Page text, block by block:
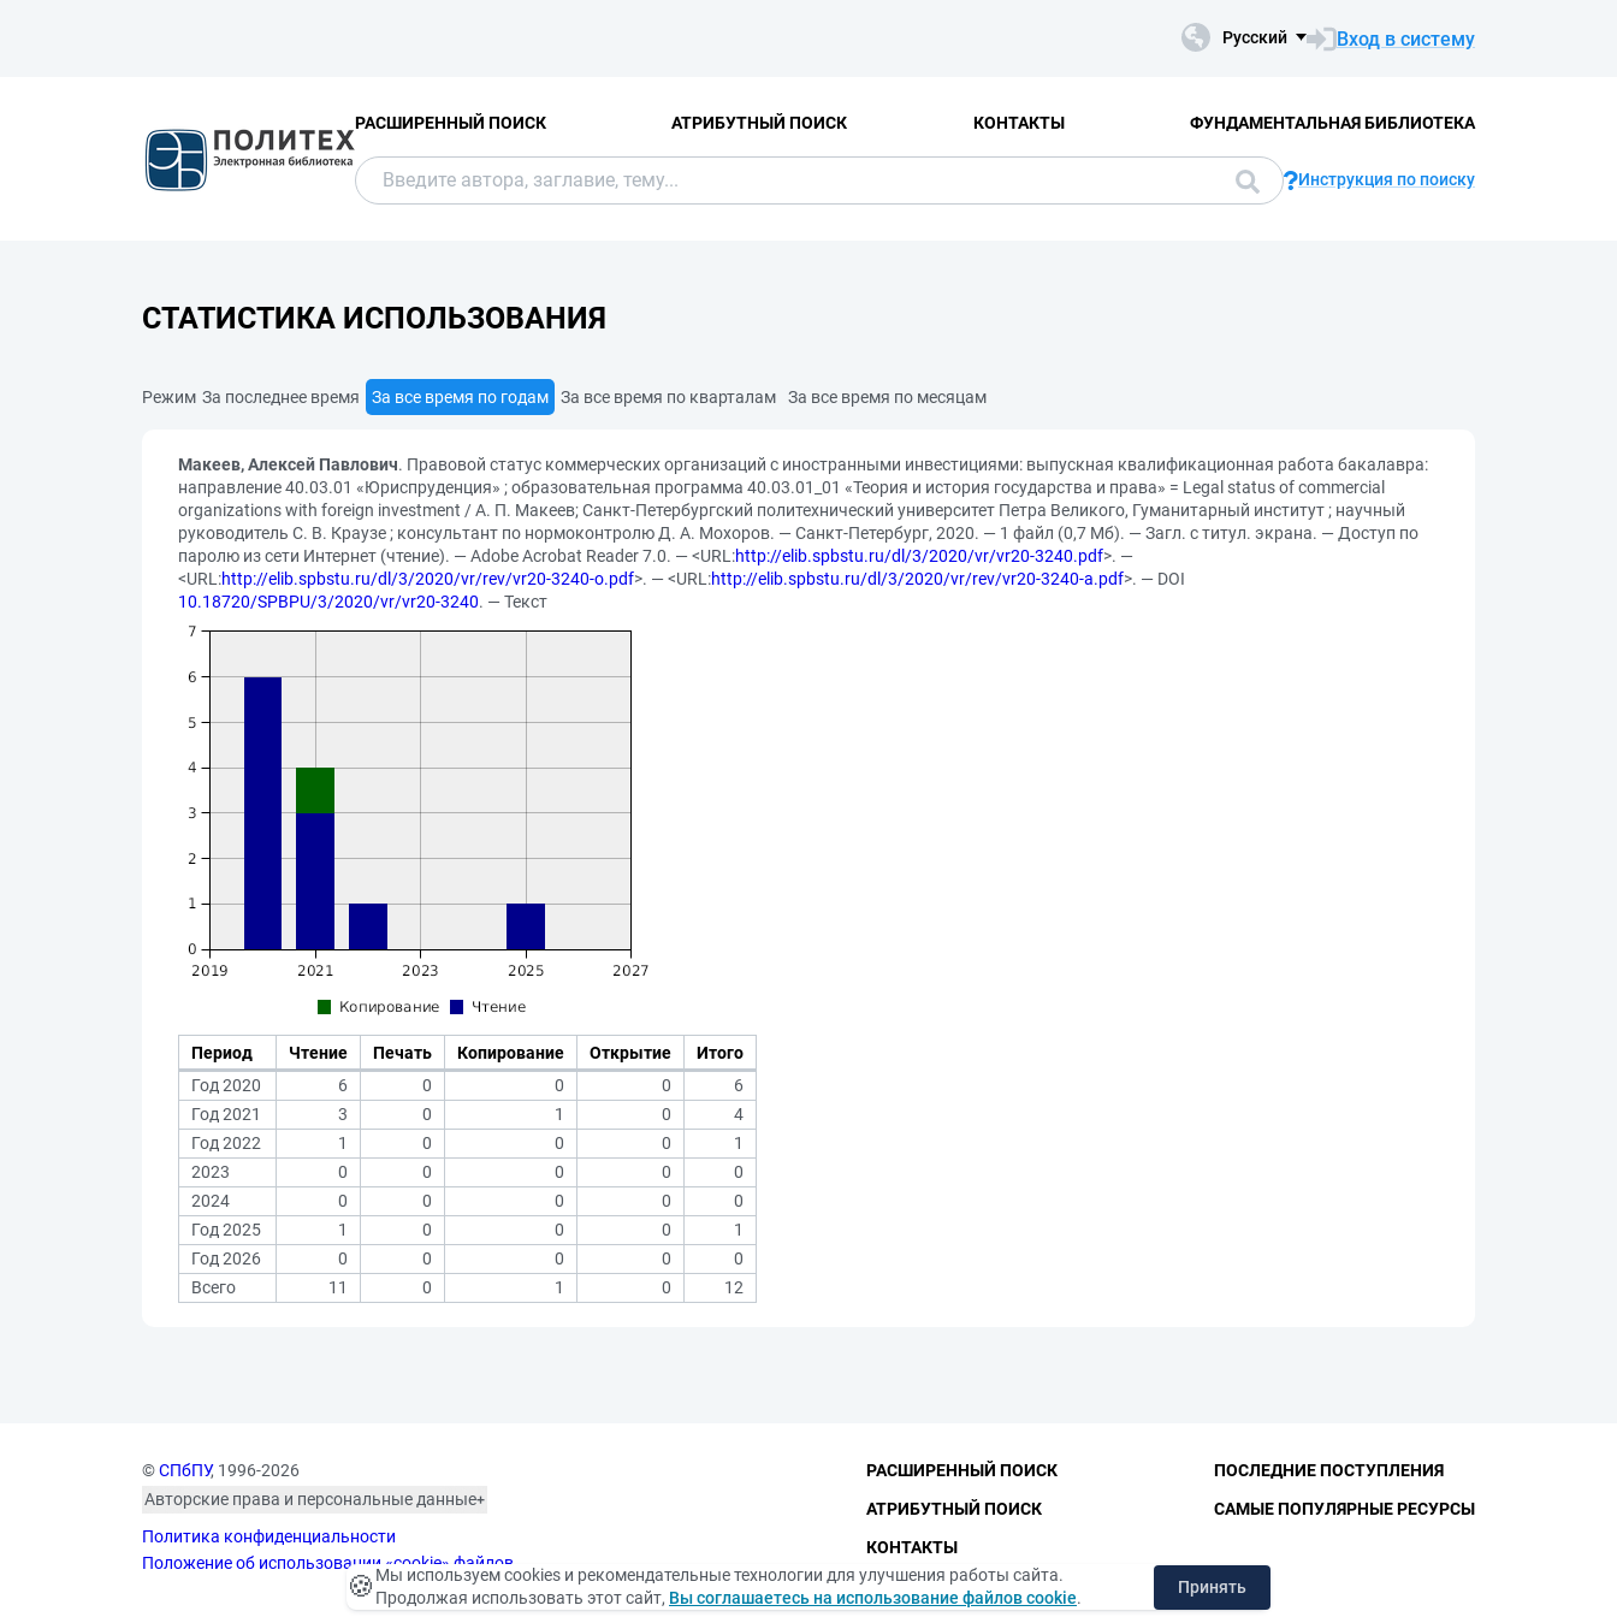
Русский Вход в систему
РАСШИРЕННЫЙ ПОИСК АТРИБУТНЫЙ ПОИСК КОНТАКТЫ ФУНДАМЕНТАЛЬНАЯ БИБЛИОТЕКА
Инструкция по поиску
СТАТИСТИКА ИСПОЛЬЗОВАНИЯ
Режим За последнее время За все время по годам За все время по кварталам За все время по месяцам
Макеев, Алексей Павлович. Правовой статус коммерческих организаций с иностранными инвестициями: выпускная квалификационная работа бакалавра:
направление 40.03.01 «Юриспруденция» ; образовательная программа 40.03.01_01 «Теория и история государства и права» = Legal status of commercial
organizations with foreign investment / А. П. Макеев; Санкт-Петербургский политехнический университет Петра Великого, Гуманитарный институт ; научный
руководитель С. В. Краузе ; консультант по нормоконтролю Д. А. Мохоров. — Санкт-Петербург, 2020. — 1 файл (0,7 Мб). — Загл. с титул. экрана. — Доступ по
паролю из сети Интернет (чтение). — Adobe Acrobat Reader 7.0. — <URL:http://elib.spbstu.ru/dl/3/2020/vr/vr20-3240.pdf>. —
<URL:http://elib.spbstu.ru/dl/3/2020/vr/rev/vr20-3240-o.pdf>. — <URL:http://elib.spbstu.ru/dl/3/2020/vr/rev/vr20-3240-a.pdf>. — DOI
10.18720/SPBPU/3/2020/vr/vr20-3240. — Текст
Период Чтение Печать Копирование Открытие
Итого
Год 2020
6 0 0 0
6
Год 2021
3 0 1 0
4
Год 2022
1 0 0 0
1
2023
0 0 0 0
0
2024
0 0 0 0
0
Год 2025
1 0 0 0
1
Год 2026
0 0 0 0
0
Всего
11 0 1 0 12
©СПбПУ, 1996-2026
Авторские права и персональные данные
изображённых лиц в соответствии
с требованиями законодательства
о персональных данных. Согласно
ст. 152.1 ГК РФ «Охрана изображения
Политика конфиденциальности
Положение об использовании «cookie» файлов
РАСШИРЕННЫЙ ПОИСК
АТРИБУТНЫЙ ПОИСК
КОНТАКТЫ
ФУНДАМЕНТАЛЬНАЯ БИБЛИОТЕКА
ПОСЛЕДНИЕ ПОСТУПЛЕНИЯ
САМЫЕ ПОПУЛЯРНЫЕ РЕСУРСЫ
🍪 Мы используем cookies и рекомендательные технологии для улучшения работы сайта.
Продолжая использовать этот сайт, Вы соглашаетесь на использование файлов cookie.
Принять